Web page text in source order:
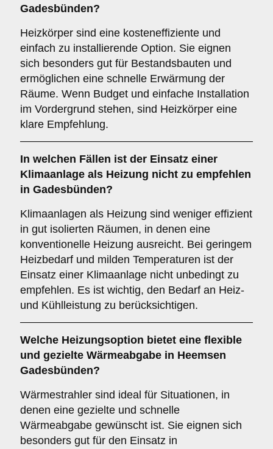
Gadesbünden?
Heizkörper sind eine kosteneffiziente und
einfach zu installierende Option. Sie eignen
sich besonders gut für Bestandsbauten und
ermöglichen eine schnelle Erwärmung der
Räume. Wenn Budget und einfache Installation
im Vordergrund stehen, sind Heizkörper eine
klare Empfehlung.
In welchen Fällen ist der Einsatz einer
Klimaanlage als Heizung nicht zu empfehlen
in Gadesbünden?
Klimaanlagen als Heizung sind weniger effizient
in gut isolierten Räumen, in denen eine
konventionelle Heizung ausreicht. Bei geringem
Heizbedarf und milden Temperaturen ist der
Einsatz einer Klimaanlage nicht unbedingt zu
empfehlen. Es ist wichtig, den Bedarf an Heiz-
und Kühlleistung zu berücksichtigen.
Welche Heizungsoption bietet eine flexible
und gezielte Wärmeabgabe in Heemsen
Gadesbünden?
Wärmestrahler sind ideal für Situationen, in
denen eine gezielte und schnelle
Wärmeabgabe gewünscht ist. Sie eignen sich
besonders gut für den Einsatz in